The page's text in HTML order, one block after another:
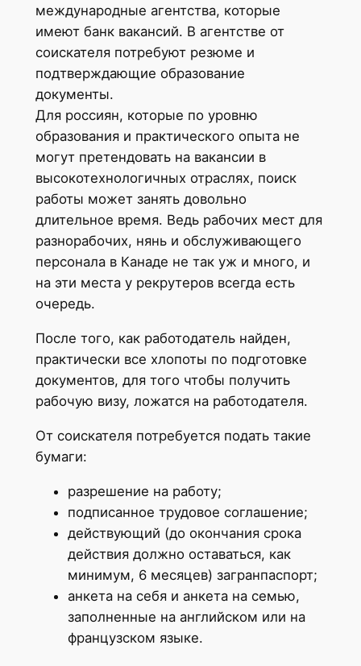
международные агентства, которые
имеют банк вакансий. В агентстве от
соискателя потребуют резюме и
подтверждающие образование
документы.
Для россиян, которые по уровню
образования и практического опыта не
могут претендовать на вакансии в
высокотехнологичных отраслях, поиск
работы может занять довольно
длительное время. Ведь рабочих мест для
разнорабочих, нянь и обслуживающего
персонала в Канаде не так уж и много, и
на эти места у рекрутеров всегда есть
очередь.
После того, как работодатель найден,
практически все хлопоты по подготовке
документов, для того чтобы получить
рабочую визу, ложатся на работодателя.
От соискателя потребуется подать такие
бумаги:
разрешение на работу;
подписанное трудовое соглашение;
действующий (до окончания срока
действия должно оставаться, как
минимум, 6 месяцев) загранпаспорт;
анкета на себя и анкета на семью,
заполненные на английском или на
французском языке.